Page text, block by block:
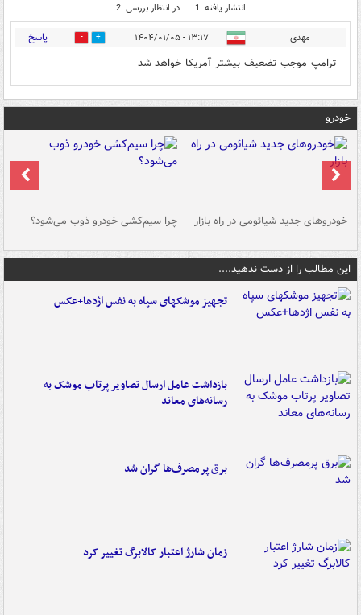
انتشار یافته: 1 در انتظار بررسی: 2
مهدی ۱۳:۱۷ - ۱۴۰۴/۰۱/۰۵ 1 پاسخ
ترامپ موجب تضعیف بیشتر آمریکا خواهد شد
خودرو
خودروهای جدید شیائومی در راه بازار چرا سیم‌کشی خودرو ذوب می‌شود؟
این مطالب را از دست ندهید....
تجهیز موشکهای سپاه به نفس اژدها+عکس
بازداشت عامل ارسال تصاویر پرتاب موشک به
رسانه‌های معاند
برق پرمصرف‌ها گران شد
زمان شارژ اعتبار کالابرگ تغییر کرد